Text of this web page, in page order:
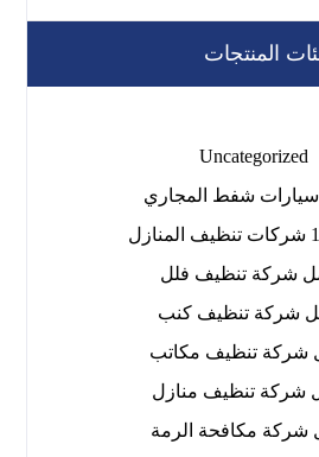
المنتجات
Uncategorized
سيارات شفط المجاري
شركة تنظيف فلل
شركة تنظيف كنب
شركة تنظيف مكاتب
شركة تنظيف منازل
شركة مكافحة الرمة